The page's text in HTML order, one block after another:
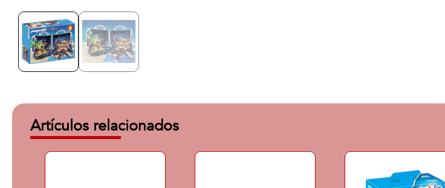
Artículos relacionados